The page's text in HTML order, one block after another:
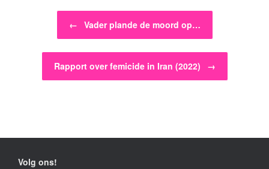
Bericht navigatie
← Vader plande de moord op…
Rapport over femicide in Iran (2022) →
Volg ons!